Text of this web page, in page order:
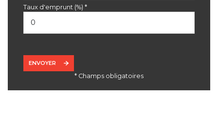
Taux d'emprunt (%) *
ENVOYER
* Champs obligatoires